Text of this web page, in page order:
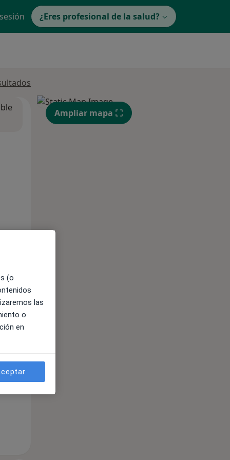
¿Eres profesional de la salud?
Ampliar mapa
(o
las
o
en